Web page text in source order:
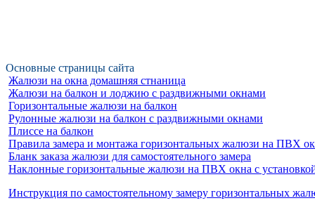
Основные страницы сайта
Жалюзи на окна домашняя стнаница
Жалюзи на балкон и лоджию c раздвижными окнами
Горизонтальные жалюзи на балкон
Рулонные жалюзи на балкон с раздвижными окнами
Плиссе на балкон
Правила замера и монтажа горизонтальных жалюзи на ПВХ
Бланк заказа жалюзи для самостоятельного замера
Наклонные горизонтальные жалюзи на ПВХ окна с
Инструкция по самостоятельному замеру горизонтальных